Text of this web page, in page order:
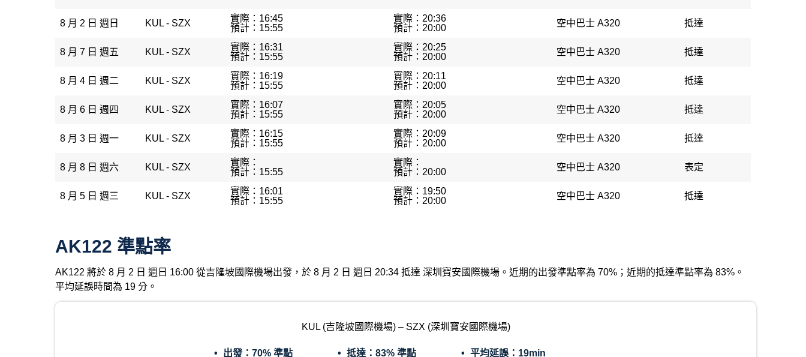
8 月 2 日 週日 KUL - SZX
實際：16:45
預計：15:55
實際：20:36
預計：20:00
空中巴士 A320 抵達
8 月 7 日 週五 KUL - SZX
實際：16:31
預計：15:55
實際：20:25
預計：20:00
空中巴士 A320 抵達
8 月 4 日 週二 KUL - SZX
實際：16:19
預計：15:55
實際：20:11
預計：20:00
空中巴士 A320 抵達
8 月 6 日 週四 KUL - SZX
實際：16:07
預計：15:55
實際：20:05
預計：20:00
空中巴士 A320 抵達
8 月 3 日 週一 KUL - SZX
實際：16:15
預計：15:55
實際：20:09
預計：20:00
空中巴士 A320 抵達
8 月 8 日 週六 KUL - SZX
實際：
預計：15:55
實際：
預計：20:00
空中巴士 A320 表定
8 月 5 日 週三 KUL - SZX
實際：16:01
預計：15:55
實際：19:50
預計：20:00
空中巴士 A320 抵達
AK122 準點率
AK122 將於 8 月 2 日 週日 16:00 從吉隆坡國際機場出發，於 8 月 2 日 週日 20:34 抵達 深圳寶安國際機場。近期的出發準點率為 70%；近期的抵達準點率為 83%。
平均延誤時間為 19 分。
KUL (吉隆坡國際機場) – SZX (深圳寶安國際機場)
出發： 70% 準點 抵達： 83% 準點 平均延誤： 19min